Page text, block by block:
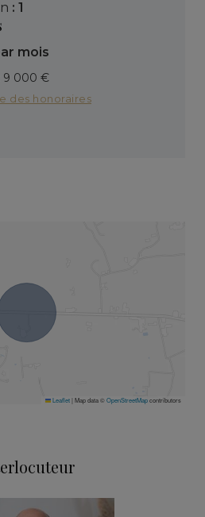
: 1
mois
9 000 €
des honoraires
Leaflet| Map data ©OpenStreetMapcontributors